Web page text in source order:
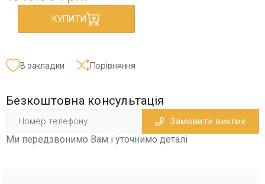
КУПИТИ
В закладки Порівняння
Безкоштовна консультація
Замовити виклик
Ми передзвонимо Вам і уточнимо деталі